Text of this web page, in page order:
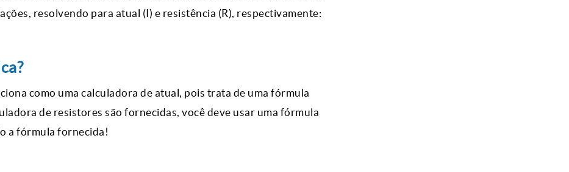
resolvendo para atual (I) e resistência (R), respectivamente:
como uma calculadora de atual, pois trata de uma fórmula
de resistores são fornecidas, você deve usar uma fórmula
a fórmula fornecida!